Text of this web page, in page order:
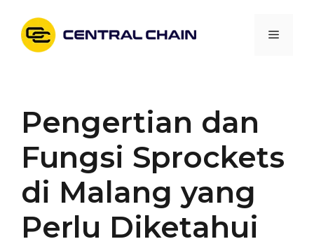
content
Menu
Pengertian dan
Fungsi Sprockets
di Malang yang
Perlu Diketahui